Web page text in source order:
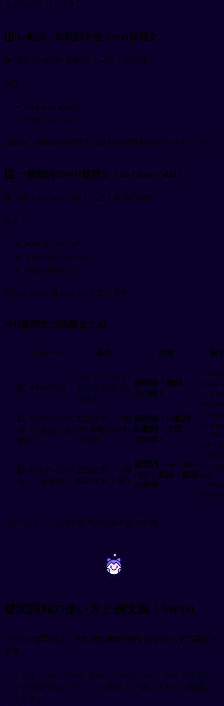
るのがポイントです。
1️⃣ be動詞・助動詞を使うWH疑問文
疑問詞 + be動詞 / 助動詞 + 主語 + 文の残り
例文：
Why is he angry?
Where can I go?
be動詞、助動詞の疑問文は語順が比較的わかりやすいです。
2️⃣ 一般動詞のWH疑問文（do / does / did）
疑問詞 + do / does / did + 主語 + 動詞の原形
例文：
What do you eat?
Where does she live?
When did he go?
現在は does / 過去は did を使います。
WH疑問文の語順まとめ
パターン 条件 語順 例
1️⃣ WHが主語
WHワードその
ものが主語にな
る場合
疑問詞 + 動詞 +
文の残り
・Who
broke
・
2️⃣ WHが主語以
外（be動詞・助
動詞）
主語は別、be動
詞 / 助動詞があ
る場合
疑問詞 + be動詞 /
助動詞 + 主語 +
文の残り
・
he
・
can I
3️⃣ WHが主語以
外（一般動詞）
主語は別、一般
動詞を使う場合
疑問詞 + do / does
/ did + 主語 + 動詞
の原形
・
do you
eat?
・
did he
この3パターンがWH疑問文の基本形です📚
~ ~
疑問詞別の使い方と例文集｜5W1H
5W1Hの疑問詞は、 それぞれ意味や使い方が少しずつ異なり
ます。
ここでは、who・what・where・when・why・how を中心に、
よく使う疑問文のパターンを例文と一緒にまとめて確認して
いきます。